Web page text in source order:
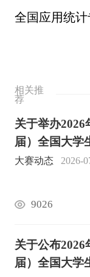
全国应用统
相关推
荐
关于举办2026
届）全国大学
大赛动态 2026-
9026
关于公布2026
届）全国大学